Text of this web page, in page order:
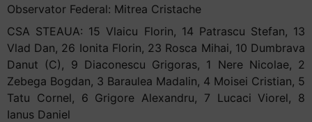
Observator Federal: Mitrea Cristache
CSA STEAUA: 15 Vlaicu Florin, 14 Patrascu Stefan, 13
Vlad Dan, 26 Ionita Florin, 23 Rosca Mihai, 10 Dumbrava
Danut (C), 9 Diaconescu Grigoras, 1 Nere Nicolae, 2
Zebega Bogdan, 3 Baraulea Madalin, 4 Moisei Cristian, 5
Tatu Cornel, 6 Grigore Alexandru, 7 Lucaci Viorel, 8
Ianus Daniel